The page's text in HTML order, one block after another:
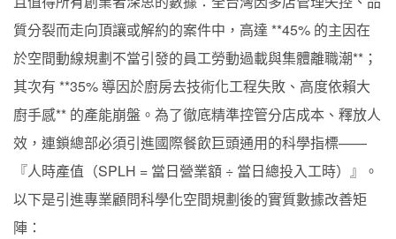
質分裂而走向頂讓或解約的案件中，高達 **45% 的主因在
於空間動線規劃不當引發的員工勞動過載與集體離職潮**；
其次有 **35% 導因於廚房去技術化工程失敗、高度依賴大
廚手感** 的產能崩盤。為了徹底精準控管分店成本、釋放人
效，連鎖總部必須引進國際餐飲巨頭通用的科學指標——
『人時產值（SPLH = 當日營業額 ÷ 當日總投入工時）』。
以下是引進專業顧問科學化空間規劃後的實質數據改善矩
陣：